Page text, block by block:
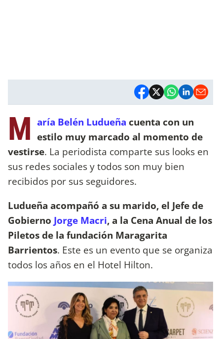
M aría Belén Ludueña cuenta con un
estilo muy marcado al momento de
vestirse. La periodista comparte sus looks en
sus redes sociales y todos son muy bien
recibidos por sus seguidores.
Ludueña acompañó a su marido, el Jefe de
Gobierno Jorge Macri, a la Cena Anual de los
Piletos de la fundación Maragarita
Barrientos. Este es un evento que se organiza
todos los años en el Hotel Hilton.